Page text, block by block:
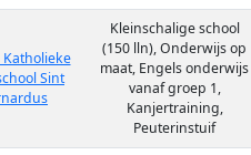
Katholieke
Sint
Kleinschalige school
(150 lln), Onderwijs op
maat, Engels onderwijs
vanaf groep 1,
Kanjertraining,
Peuterinstuif